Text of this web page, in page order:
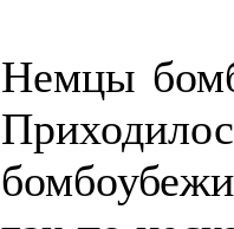
Немцы